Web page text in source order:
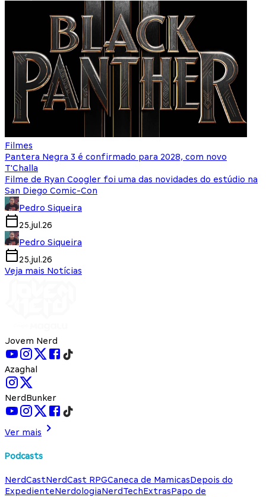
Filmes
Pantera Negra 3 é confirmado para 2028, com novo
T'Challa
Filme de Ryan Coogler foi uma das novidades do estúdio na
San Diego Comic-Con
Pedro Siqueira
25.jul.26
Pedro Siqueira
25.jul.26
Veja mais Notícias
Jovem Nerd
Azaghal
NerdBunker
Ver mais
Podcasts
NerdCastNerdCast RPGCaneca de MamicasDepois do
ExpedienteNerdologiaNerdTechExtrasPapo de